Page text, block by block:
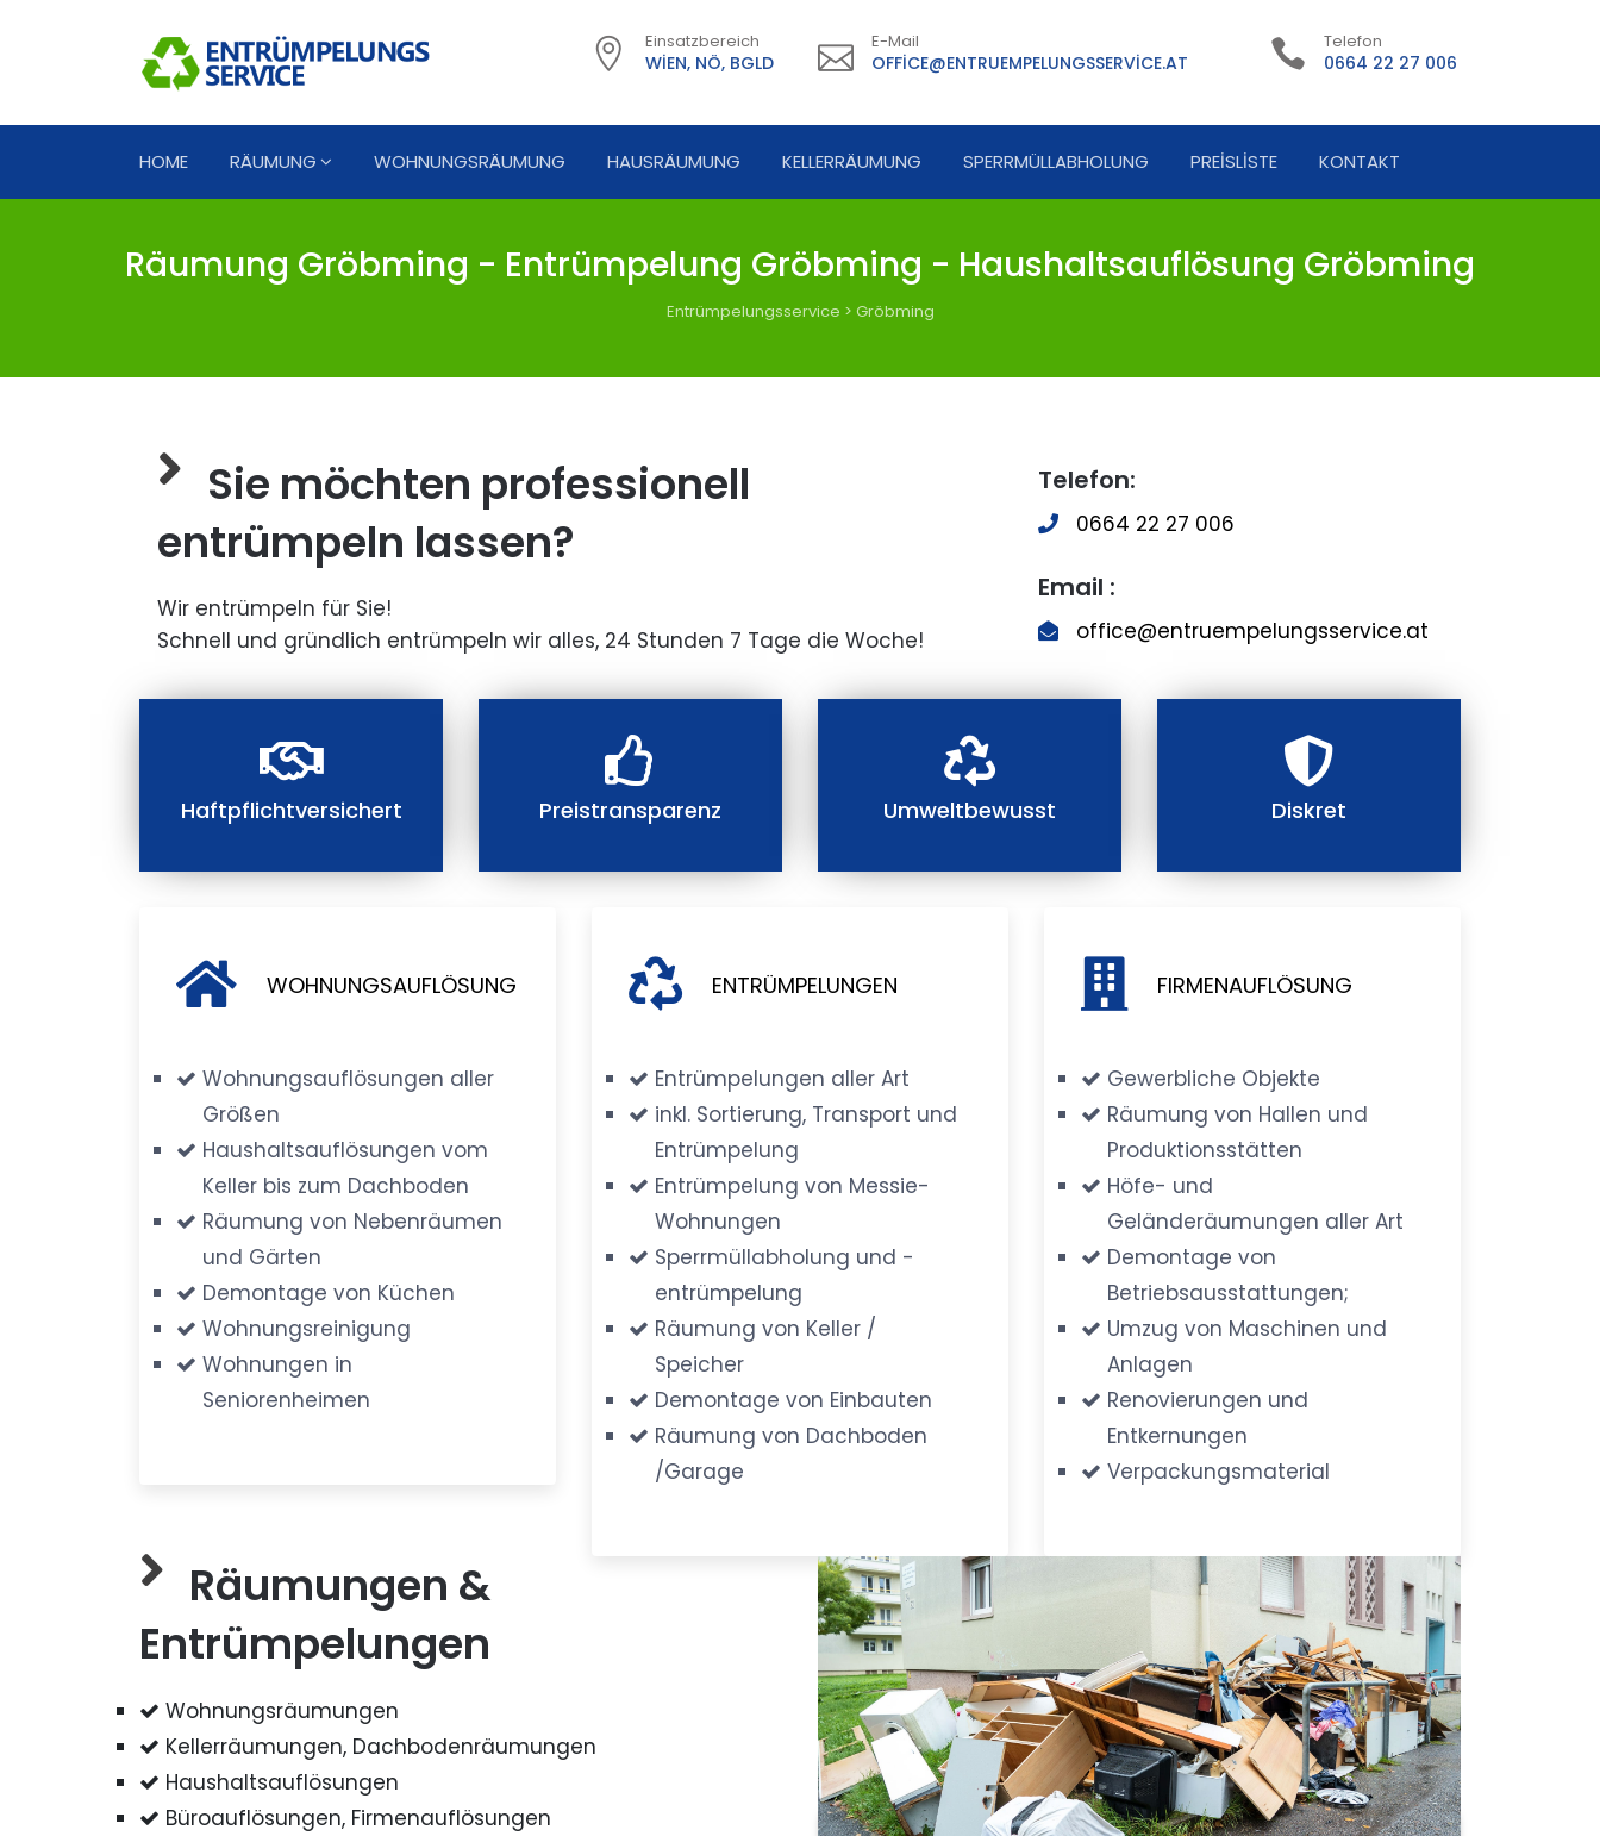
Einsatzbereich
WIEN, NÖ, BGLD
E-Mail
OFFICE@ENTRUEMPELUNGSSERVICE.AT
Telefon
0664 22 27 006
HOME RÄUMUNG WOHNUNGSRÄUMUNG HAUSRÄUMUNG KELLERRÄUMUNG SPERRMÜLLABHOLUNG PREISLISTE KONTAKT
Räumung Gröbming - Entrümpelung Gröbming - Haushaltsauflösung Gröbming
Entrümpelungsservice > Gröbming
Sie möchten professionell
entrümpeln lassen?
Wir entrümpeln für Sie!
Schnell und gründlich entrümpeln wir alles, 24 Stunden 7 Tage die Woche!
Telefon:
0664 22 27 006
Email :
office@entruempelungsservice.at
Haftpflichtversichert Preistransparenz Umweltbewusst Diskret
WOHNUNGSAUFLÖSUNG
Wohnungsauflösungen aller
Größen
Haushaltsauflösungen vom
Keller bis zum Dachboden
Räumung von Nebenräumen
und Gärten
Demontage von Küchen
Wohnungsreinigung
Wohnungen in
Seniorenheimen
ENTRÜMPELUNGEN
Entrümpelungen aller Art
inkl. Sortierung, Transport und
Entrümpelung
Entrümpelung von Messie-
Wohnungen
Sperrmüllabholung und -
entrümpelung
Räumung von Keller /
Speicher
Demontage von Einbauten
Räumung von Dachboden
/Garage
FIRMENAUFLÖSUNG
Gewerbliche Objekte
Räumung von Hallen und
Produktionsstätten
Höfe- und
Geländeräumungen aller Art
Demontage von
Betriebsausstattungen;
Umzug von Maschinen und
Anlagen
Renovierungen und
Entkernungen
Verpackungsmaterial
Räumungen &
Entrümpelungen
Wohnungsräumungen
Kellerräumungen, Dachbodenräumungen
Haushaltsauflösungen
Büroauflösungen, Firmenauflösungen